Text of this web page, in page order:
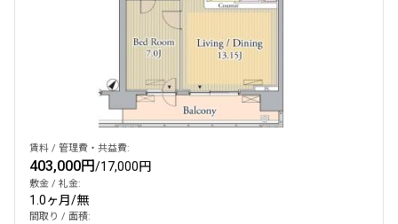
賃料 / 管理費・共益費:
403,000円/17,000円
敷金 / 礼金:
1.0ヶ月/無
間取り / 面積: